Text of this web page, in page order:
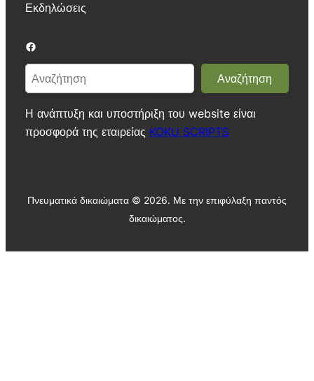
Εκδηλώσεις
Facebook
ν
α
ζ
σ
Αναζήτηση
Η ανάπτυξη και υποστήριξη του website είναι
προσφορά της εταιρείας KOKU SCRIPTS
Πνευματικά δικαιώματα © 2026. Με την επιφύλαξη παντός
δικαιώματος.